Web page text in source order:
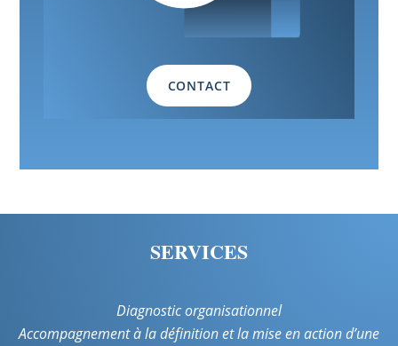
CONTACT
SERVICES
Diagnostic organisationnel
Accompagnement à la définition et la mise en action d’une